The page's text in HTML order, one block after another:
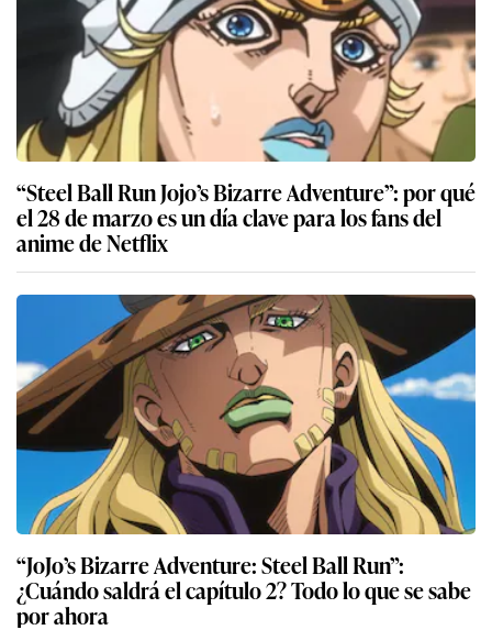
“Steel Ball Run Jojo’s Bizarre Adventure”: por qué
el 28 de marzo es un día clave para los fans del
anime de Netflix
“JoJo’s Bizarre Adventure: Steel Ball Run”:
¿Cuándo saldrá el capítulo 2? Todo lo que se sabe
por ahora